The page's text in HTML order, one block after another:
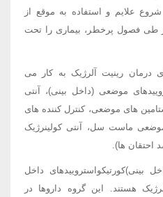
علایم و استفاده به موقع از
طی فصول پرخطر، بیماری را تحت
درمان رینیت آلرژیک به کار می
موضعی (داخل بینی)، آنتی
های موضعی، کنترل کننده های
موضعی ماست سل، آنتی کولینرژیک
احتقان ها).
بینی)کورتیکواستروییدهای داخل
هستند. این گروه داروها در